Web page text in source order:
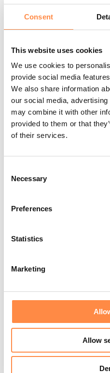
Consent
This website uses cookies
We use cookies to
provide social media
We also share information
our social media,
may combine it with other
provided to them or that
of their services.
Necessary
Preferences
Statistics
Marketing
Allow
skickar
revisor
Skapa
Guiden för
stegen för att
fylla i de
. När ditt
från
All personlig